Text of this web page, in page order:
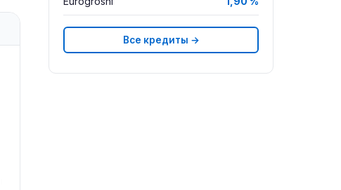
Все кредиты →